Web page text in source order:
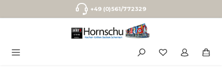
Zum Hauptinhalt springen+49 (0)561/772329